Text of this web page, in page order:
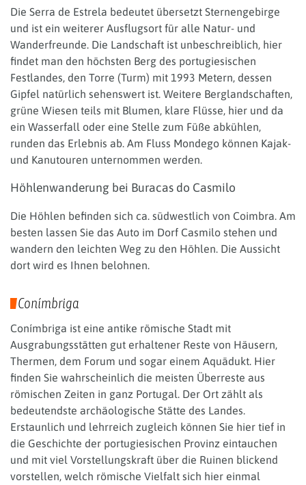
Die Serra de Estrela bedeutet übersetzt Sternengebirge
und ist ein weiterer Ausflugsort für alle Natur- und
Wanderfreunde. Die Landschaft ist unbeschreiblich, hier
findet man den höchsten Berg des portugiesischen
Festlandes, den Torre (Turm) mit 1993 Metern, dessen
Gipfel natürlich sehenswert ist. Weitere Berglandschaften,
grüne Wiesen teils mit Blumen, klare Flüsse, hier und da
ein Wasserfall oder eine Stelle zum Füße abkühlen,
runden das Erlebnis ab. Am Fluss Mondego können Kajak-
und Kanutouren unternommen werden.
Höhlenwanderung bei Buracas do Casmilo
Die Höhlen befinden sich ca. südwestlich von Coimbra. Am
besten lassen Sie das Auto im Dorf Casmilo stehen und
wandern den leichten Weg zu den Höhlen. Die Aussicht
dort wird es Ihnen belohnen.
Conímbriga
Conímbriga ist eine antike römische Stadt mit
Ausgrabungsstätten gut erhaltener Reste von Häusern,
Thermen, dem Forum und sogar einem Aquädukt. Hier
finden Sie wahrscheinlich die meisten Überreste aus
römischen Zeiten in ganz Portugal. Der Ort zählt als
bedeutendste archäologische Stätte des Landes.
Erstaunlich und lehrreich zugleich können Sie hier tief in
die Geschichte der portugiesischen Provinz eintauchen
und mit viel Vorstellungskraft über die Ruinen blickend
vorstellen, welch römische Vielfalt sich hier einmal